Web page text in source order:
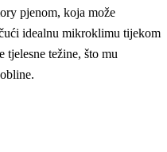
pjenom, koja može
idealnu mikroklimu tijekom
tjelesne težine, što mu